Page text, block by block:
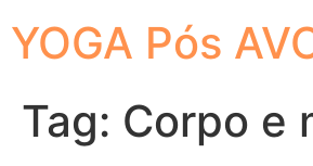
YOGA Pós
Tag: Corpo e